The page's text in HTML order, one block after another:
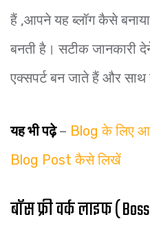
हैं ,आपने यह ब्लॉग कैसे
बनती है। सटीक जानकारी
एक्सपर्ट बन जाते हैं और
यह भी पढ़े– Blog के लिए
Blog Post कैसे लिखें
बॉस फ्री वर्क लाइफ (